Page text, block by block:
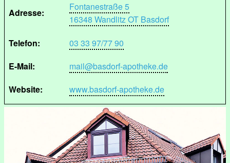
Adresse:
Fontanestraße 5
16348 Wandlitz OT Basdorf
Telefon:
03 33 97/77 90
E-Mail:
mail@basdorf-apotheke.de
Website:
www.basdorf-apotheke.de